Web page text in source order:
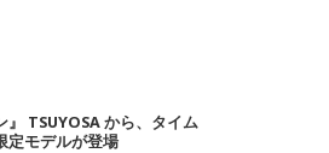
』 TSUYOSA から、タイム
定モデルが登場